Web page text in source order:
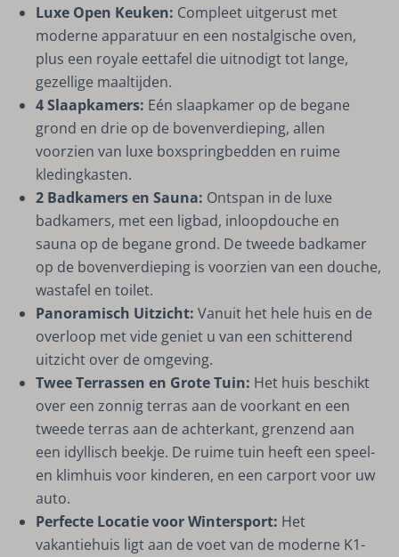
Luxe Open Keuken: Compleet uitgerust met
moderne apparatuur en een nostalgische oven,
plus een royale eettafel die uitnodigt tot lange,
gezellige maaltijden.
4 Slaapkamers: Eén slaapkamer op de begane
grond en drie op de bovenverdieping, allen
voorzien van luxe boxspringbedden en ruime
kledingkasten.
2 Badkamers en Sauna: Ontspan in de luxe
badkamers, met een ligbad, inloopdouche en
sauna op de begane grond. De tweede badkamer
op de bovenverdieping is voorzien van een douche,
wastafel en toilet.
Panoramisch Uitzicht: Vanuit het hele huis en de
overloop met vide geniet u van een schitterend
uitzicht over de omgeving.
Twee Terrassen en Grote Tuin: Het huis beschikt
over een zonnig terras aan de voorkant en een
tweede terras aan de achterkant, grenzend aan
een idyllisch beekje. De ruime tuin heeft een speel-
en klimhuis voor kinderen, en een carport voor uw
auto.
Perfecte Locatie voor Wintersport: Het
vakantiehuis ligt aan de voet van de moderne K1-